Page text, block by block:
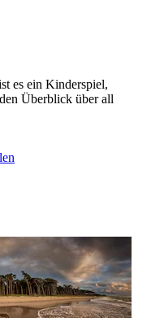
es ein Kinderspiel,
Überblick über all